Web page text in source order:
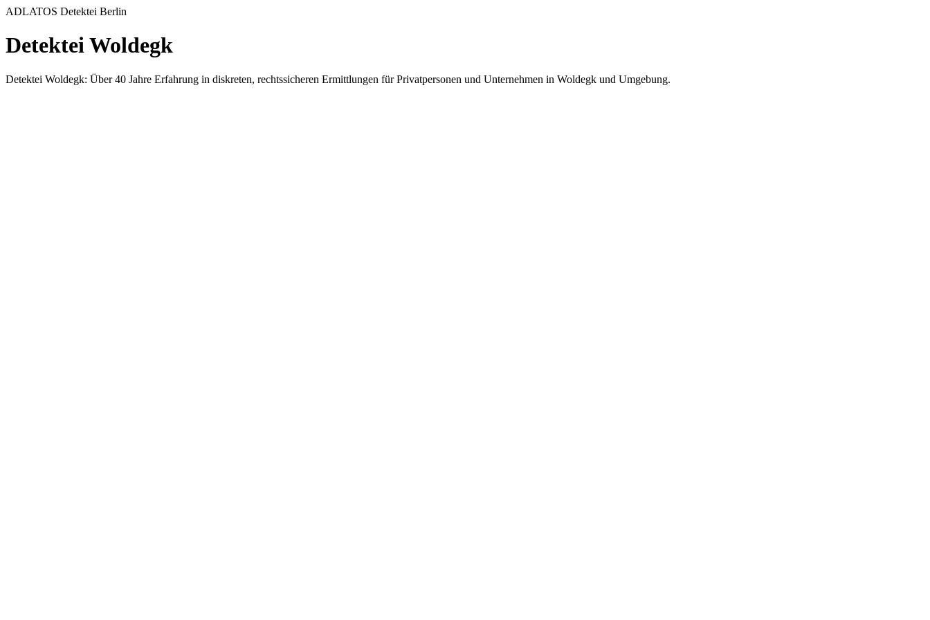
ADLATOS Detektei Berlin
Detektei Woldegk
Detektei Woldegk: Über 40 Jahre Erfahrung in diskreten, rechtssicheren Ermittlungen für Privatpersonen und Unternehmen in Woldegk und Umgebung.